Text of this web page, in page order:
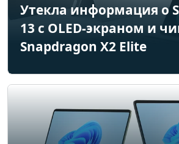
Утекла информация о
13 с OLED-экраном и
Snapdragon X2 Elite